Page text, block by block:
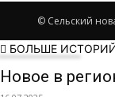
© Сельский
БОЛЬШЕ
Новое в